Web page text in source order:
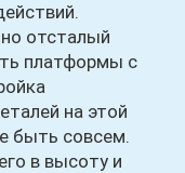
отсталый
платформы с
на этой
быть совсем.
в высоту и